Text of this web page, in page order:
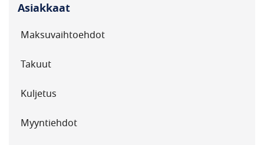
Asiakkaat
Maksuvaihtoehdot
Takuut
Kuljetus
Myyntiehdot